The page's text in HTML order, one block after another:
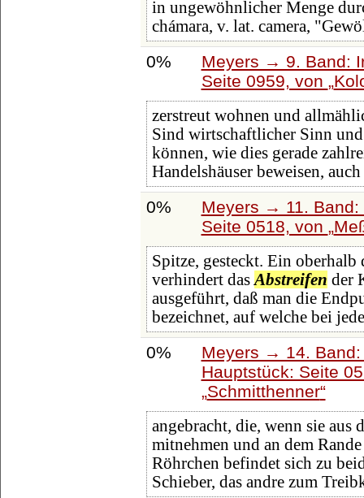
in ungewöhnlicher Menge
chámara, v. lat. camera,
0%
Meyers → 9. Band:
Seite 0959, von
zerstreut wohnen und
Sind wirtschaftlicher Sinn
können, wie dies gerade
Handelshäuser beweisen,
0%
Meyers → 11.
Seite 0518, von
Spitze, gesteckt. Ein oberhalb
verhindert das Abstreifen der
ausgeführt, daß man die
bezeichnet, auf welche bei
0%
Meyers → 14.
Hauptstück: Seite
Schmitthenner
angebracht, die, wenn sie aus
mitnehmen und an dem
Röhrchen befindet sich zu
Schieber, das andre zum